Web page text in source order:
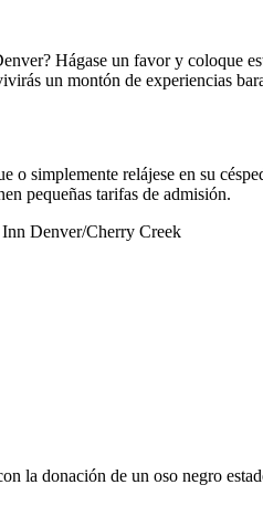
Hágase un favor y coloque
un montón de experiencias
o simplemente relájese en su
pequeñas tarifas de admisión.
Denver/Cherry Creek
la donación de un oso negro